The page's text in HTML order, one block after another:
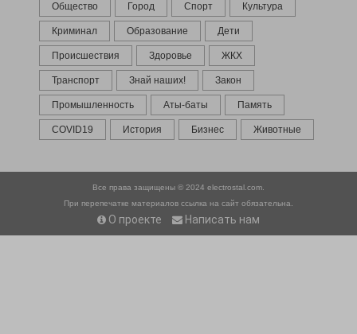
Общество Город Спорт Культура
Криминал Образование Дети
Происшествия Здоровье ЖКХ
Транспорт Знай наших! Закон
Промышленность Аты-баты Память
COVID19 История Бизнес Животные
Все права защищены © 2024 electrostal.com.
При перепечатке материалов ссылка на сайт обязательна.
О проекте Написать нам